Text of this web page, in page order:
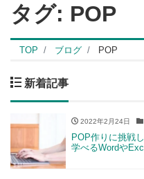
タグ: POP
TOP ブログ POP
新着記事
2022年2月24日
POP作りに挑戦
学べるWordや